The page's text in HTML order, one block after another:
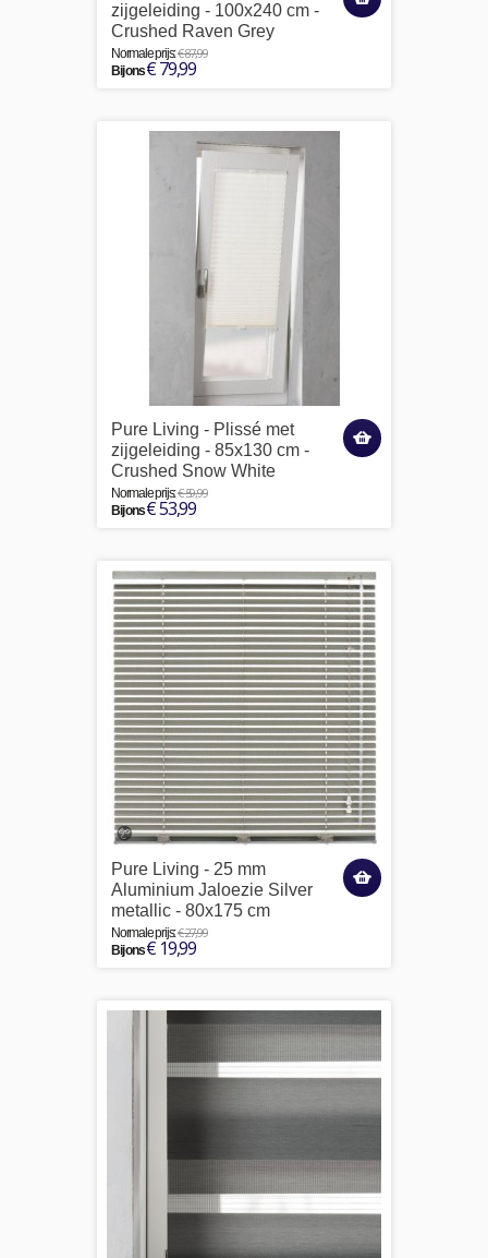
zijgeleiding - 100x240 cm -
Crushed Raven Grey
Normale prijs:€ 87,99
Bij ons€ 79,99
Pure Living - Plissé met
zijgeleiding - 85x130 cm -
Crushed Snow White
Normale prijs:€ 59,99
Bij ons€ 53,99
Pure Living - 25 mm
Aluminium Jaloezie Silver
metallic - 80x175 cm
Normale prijs:€ 27,99
Bij ons€ 19,99